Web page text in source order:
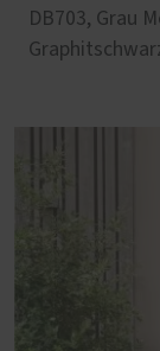
DB703, Grau